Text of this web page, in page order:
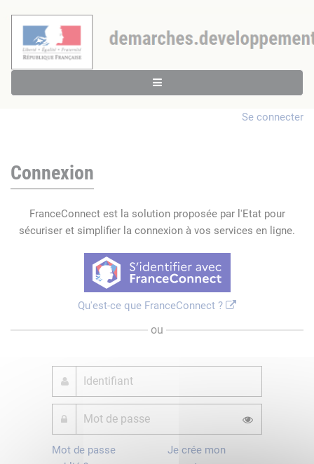
Se connecter
Connexion
FranceConnect est la solution proposée par l'Etat pour
sécuriser et simplifier la connexion à vos services en ligne.
Qu'est-ce que FranceConnect ?
ou
Mot de passe
Je crée mon